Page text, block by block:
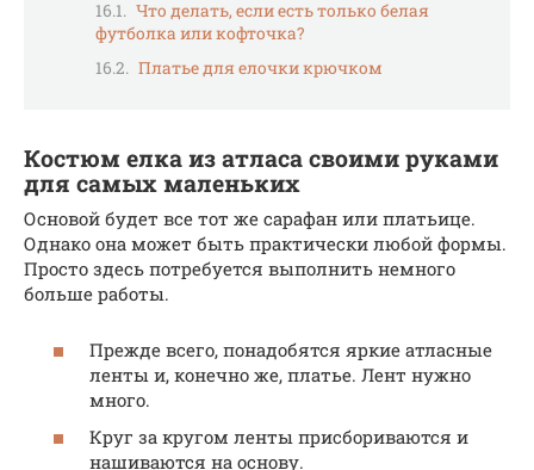
Что делать, если есть только белая
футболка или кофточка?
Платье для елочки крючком
Костюм елка из атласа своими руками
для самых маленьких
Основой будет все тот же сарафан или платьице.
Однако она может быть практически любой формы.
Просто здесь потребуется выполнить немного
больше работы.
Прежде всего, понадобятся яркие атласные
ленты и, конечно же, платье. Лент нужно
много.
Круг за кругом ленты присбориваются и
нашиваются на основу.